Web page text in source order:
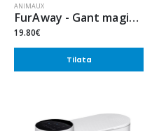
ANIMAUX
FurAway - Gant magique anti-poils
19.80€
Tilata